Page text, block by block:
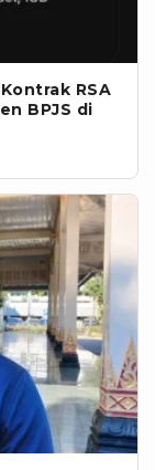
RSA
BPJS di